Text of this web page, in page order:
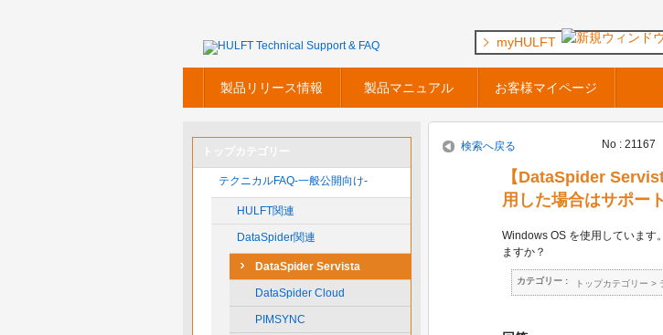
製品リリース情報 製品マニュアル お客様マイページ
myHULFT
テクニカルFAQ-一般公開向け-
HULFT関連
DataSpider関連
DataSpider Servista
DataSpider Cloud
PIMSYNC
検索へ戻る No : 21167
【DataSpider
用した場合はサポー
Windows OS を使用しています
ますか？
カテゴリー : トップカテゴリー >